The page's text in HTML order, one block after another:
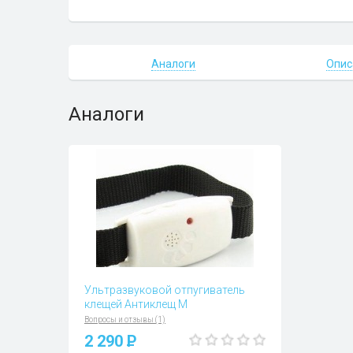
Аналоги
Аналоги
Ультразвуковой отпугиватель
клещей Антиклещ М
Вопросы и отзывы (1)
2 290 P